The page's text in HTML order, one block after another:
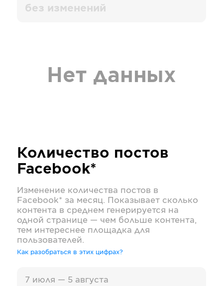
без изменений
Нет данных
Количество постов
Facebook*
Изменение количества постов в
Facebook* за месяц. Показывает сколько
контента в среднем генерируется на
одной странице — чем больше контента,
тем интереснее площадка для
пользователей.
Как разобраться в этих цифрах?
7 июля — 5 августа